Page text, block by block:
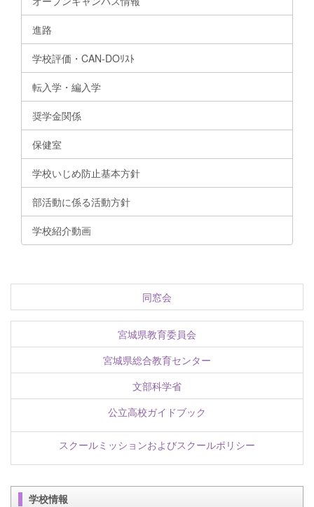
進路
学校評価・CAN-DOﾘｽﾄ
転入学・編入学
奨学金関係
保健室
学校いじめ防止基本方針
部活動に係る活動方針
学校紹介動画
同窓会
宮城県教育委員会
宮城県総合教育センター
文部科学省
公立高校ガイドブック
スクールミッションおよびスクールポリシー
学校情報